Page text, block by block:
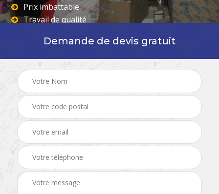
Prix imbattable
Travail de qualité
Demande de devis gratuit